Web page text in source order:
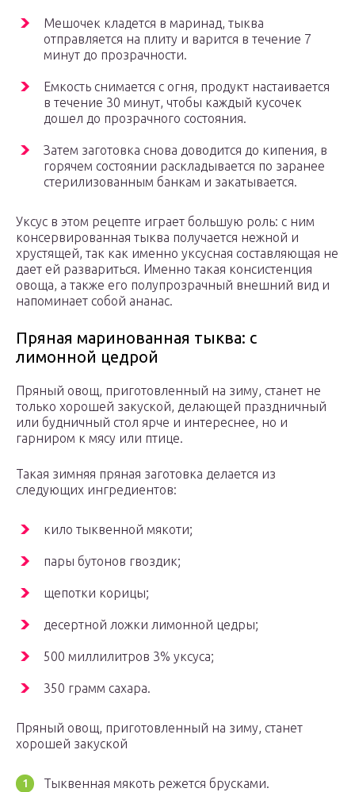
Мешочек кладется в маринад, тыква
отправляется на плиту и варится в течение 7
минут до прозрачности.
Емкость снимается с огня, продукт настаивается
в течение 30 минут, чтобы каждый кусочек
дошел до прозрачного состояния.
Затем заготовка снова доводится до кипения, в
горячем состоянии раскладывается по заранее
стерилизованным банкам и закатывается.
Уксус в этом рецепте играет большую роль: с ним
консервированная тыква получается нежной и
хрустящей, так как именно уксусная составляющая не
дает ей развариться. Именно такая консистенция
овоща, а также его полупрозрачный внешний вид и
напоминает собой ананас.
Пряная маринованная тыква: с
лимонной цедрой
Пряный овощ, приготовленный на зиму, станет не
только хорошей закуской, делающей праздничный
или будничный стол ярче и интереснее, но и
гарниром к мясу или птице.
Такая зимняя пряная заготовка делается из
следующих ингредиентов:
кило тыквенной мякоти;
пары бутонов гвоздик;
щепотки корицы;
десертной ложки лимонной цедры;
500 миллилитров 3% уксуса;
350 грамм сахара.
Пряный овощ, приготовленный на зиму, станет
хорошей закуской
Тыквенная мякоть режется брусками.